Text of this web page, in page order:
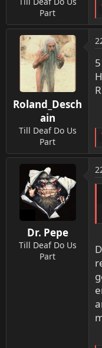
Part
t
i
Roland_Desch
ain
Till Deaf Do Us
Part
t
n
:
Dr. Pepe
Till Deaf Do Us
Part